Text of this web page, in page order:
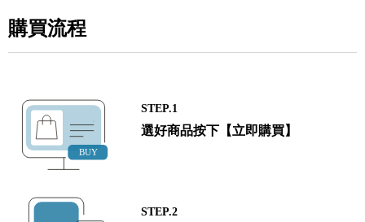
購買流程
STEP.1
選好商品按下【立即購買】
STEP.2